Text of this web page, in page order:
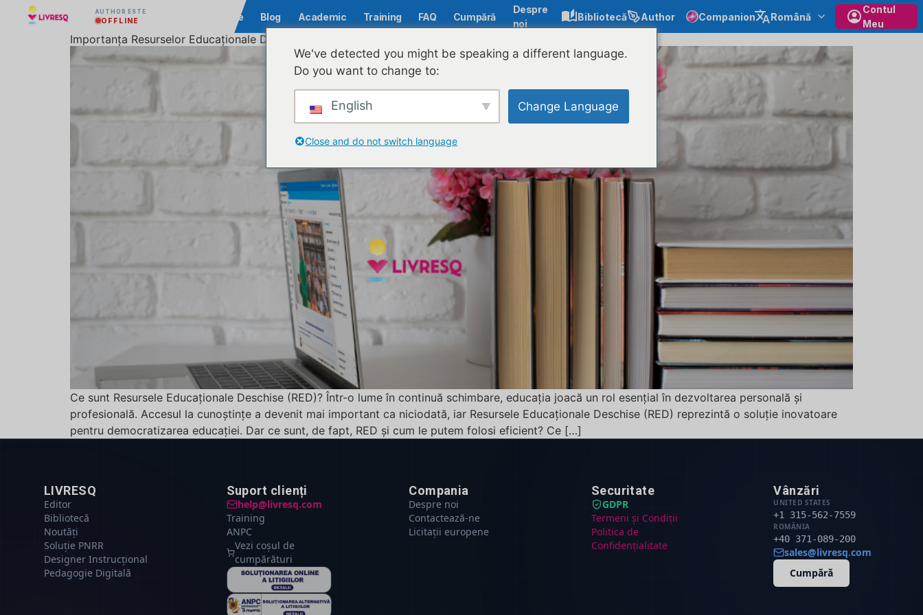
AUTHOR ESTE
OFFLINE Comunitate Blog Academic Training FAQ Cumpără
Despre
noi
Bibliotecă Author Companion Română
Contul
Meu
Importanța Resurselor Educaționale Deschise (RED) și utilizarea lor eficientă
Ce sunt Resursele Educaționale Deschise (RED)? Într-o lume în continuă schimbare, educația joacă un rol esențial în dezvoltarea personală și
profesională. Accesul la cunoștințe a devenit mai important ca niciodată, iar Resursele Educaționale Deschise (RED) reprezintă o soluție inovatoare
pentru democratizarea educației. Dar ce sunt, de fapt, RED și cum le putem folosi eficient? Ce […]
LIVRESQ
Editor
Bibliotecă
Noutăți
Soluție PNRR
Designer Instrucțional
Pedagogie Digitală
Suport clienți
help@livresq.com
Training
ANPC
Vezi coșul de
cumpărături
Compania
Despre noi
Contactează-ne
Licitații europene
Securitate
GDPR
Termeni și Condiții
Politica de
Confidențialitate
Vânzări
UNITED STATES
+1 315-562-7559
ROMÂNIA
+40 371-089-200
sales@livresq.com
Cumpără
We've detected you might be speaking a different language.
Do you want to change to:
English Change Language
Close and do not switch language